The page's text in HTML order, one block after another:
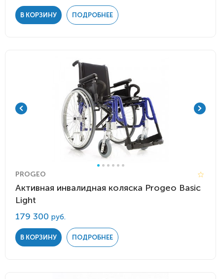
В КОРЗИНУ ПОДРОБНЕЕ
PROGEO
Активная инвалидная коляска Progeo Basic
Light
179 300 руб.
В КОРЗИНУ ПОДРОБНЕЕ